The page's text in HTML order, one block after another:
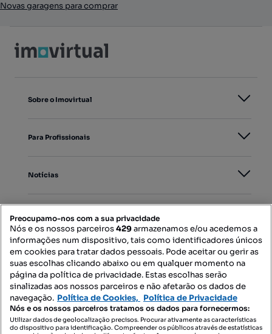
Novas garagens para comprar
Sobre o Imovirtual
Para Profissionais
Notícias
Mapa do Site
Contacte-nos
SIGA-NOS:
Preocupamo-nos com a sua privacidade
Nós e os nossos parceiros429armazenamos e/ou acedemos a
informações num dispositivo, tais como identificadores únicos
em cookies para tratar dados pessoais. Pode aceitar ou gerir as
suas escolhas clicando abaixo ou em qualquer momento na
página da política de privacidade. Estas escolhas serão
sinalizadas aos nossos parceiros e não afetarão os dados de
navegação. Política de Cookies, Política de Privacidade
Nós e os nossos parceiros tratamos os dados para fornecermos:
Utilizar dados de geolocalização precisos. Procurar ativamente as características
do dispositivo para identificação. Compreender os públicos através de estatísticas